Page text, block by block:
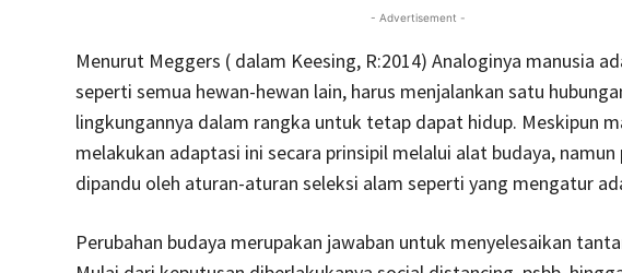
- Advertisement -
Menurut Meggers ( dalam Keesing, R:2014) Analoginya manusia
seperti semua hewan-hewan lain, harus menjalankan satu
lingkungannya dalam rangka untuk tetap dapat hidup. Meskipun
melakukan adaptasi ini secara prinsipil melalui alat budaya, namun
dipandu oleh aturan-aturan seleksi alam seperti yang mengatur
Perubahan budaya merupakan jawaban untuk menyelesaikan